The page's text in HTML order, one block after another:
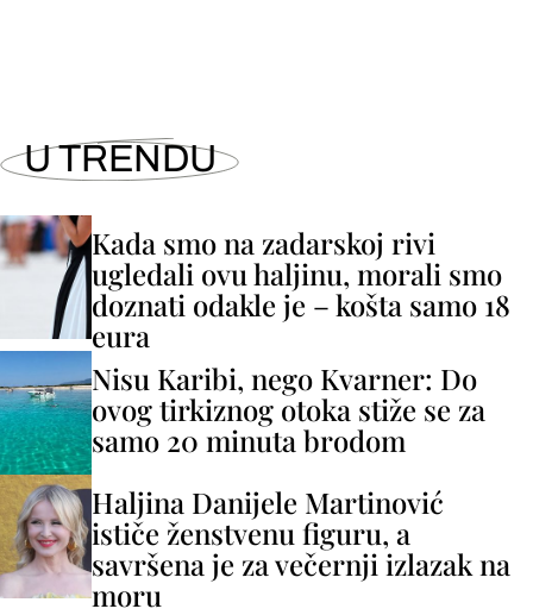
U TRENDU
Kada smo na zadarskoj rivi
ugledali ovu haljinu, morali smo
doznati odakle je – košta samo 18
eura
Nisu Karibi, nego Kvarner: Do
ovog tirkiznog otoka stiže se za
samo 20 minuta brodom
Haljina Danijele Martinović
ističe ženstvenu figuru, a
savršena je za večernji izlazak na
moru